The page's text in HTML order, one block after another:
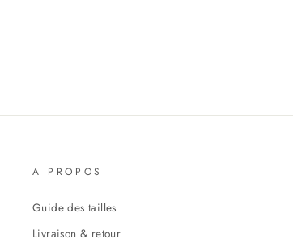
A PROPOS
Guide des tailles
Livraison & retour